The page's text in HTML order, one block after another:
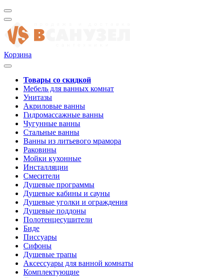
Корзина
Товары со скидкой
Мебель для ванных комнат
Унитазы
Акриловые ванны
Гидромассажные ванны
Чугунные ванны
Стальные ванны
Ванны из литьевого мрамора
Раковины
Мойки кухонные
Инсталляции
Смесители
Душевые программы
Душевые кабины и сауны
Душевые уголки и ограждения
Душевые поддоны
Полотенцесушители
Биде
Писсуары
Сифоны
Душевые трапы
Аксессуары для ванной комнаты
Комплектующие